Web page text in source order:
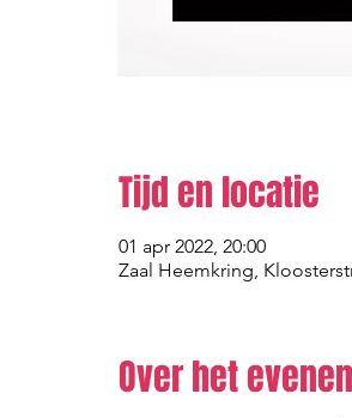
Tijd en locatie
01 apr 2022, 20:00
Zaal Heemkring,
Over het